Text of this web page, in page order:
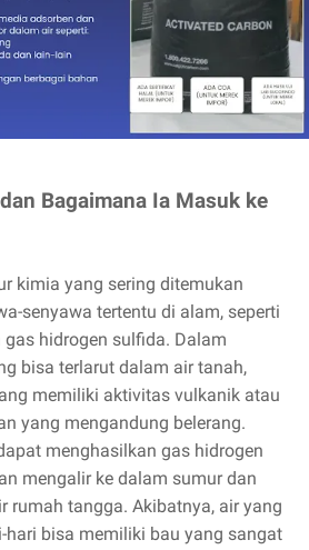
Bagaimana Ia Masuk ke
kimia yang sering ditemukan
senyawa tertentu di alam, seperti
gas hidrogen sulfida. Dalam
bisa terlarut dalam air tanah,
memiliki aktivitas vulkanik atau
yang mengandung belerang.
menghasilkan gas hidrogen
mengalir ke dalam sumur dan
rumah tangga. Akibatnya, air yang
hari bisa memiliki bau yang sangat